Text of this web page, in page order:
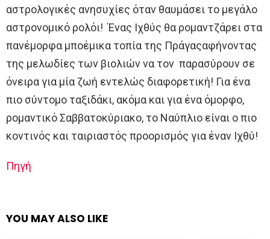
αστρολογικές ανησυχίες όταν θαυμάσει το μεγάλο
αστρονομικό ρολόι! Ένας Ιχθύς θα ρομαντζάρει στα
πανέμορφα μποέμικα τοπία της Πράγαςαφήνοντας
της μελωδίες των βιολιών να τον παρασύρουν σε
όνειρα για μία ζωή εντελώς διαφορετική! Για ένα
πιο σύντομο ταξιδάκι, ακόμα και για ένα όμορφο,
ρομαντικό Σαββατοκύριακο, το Ναύπλιο είναι ο πιο
κοντινός και ταιριαστός προορισμός για έναν Ιχθύ!
Πηγή
YOU MAY ALSO LIKE